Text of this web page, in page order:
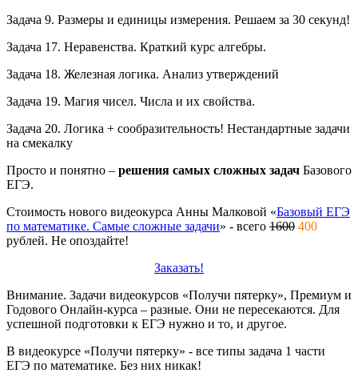
Задача 9. Размеры и единицы измерения. Решаем за 30 секунд!
Задача 17. Неравенства. Краткий курс алгебры.
Задача 18. Железная логика. Анализ утверждений
Задача 19. Магия чисел. Числа и их свойства.
Задача 20. Логика + сообразительность! Нестандартные задачи
на смекалку
Просто и понятно – решения самых сложных задач Базового
ЕГЭ.
Стоимость нового видеокурса Анны Малковой «Базовый ЕГЭ
по математике. Самые сложные задачи» - всего 1600 400
рублей. Не опоздайте!
Заказать!
Внимание. Задачи видеокурсов «Получи пятерку», Премиум и
Годового Онлайн-курса – разные. Они не пересекаются. Для
успешной подготовки к ЕГЭ нужно и то, и другое.
В видеокурсе «Получи пятерку» - все типы задача 1 части
ЕГЭ по математике. Без них никак!